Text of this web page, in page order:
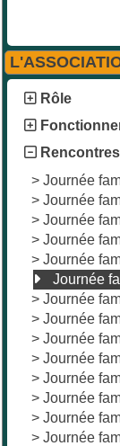
Rôle
> Journée
> Journée
> Journée
> Journée
> Journée
Journée
> Journée
> Journée
> Journée
> Journée
> Journée
> Journée
> Journée
> Journée